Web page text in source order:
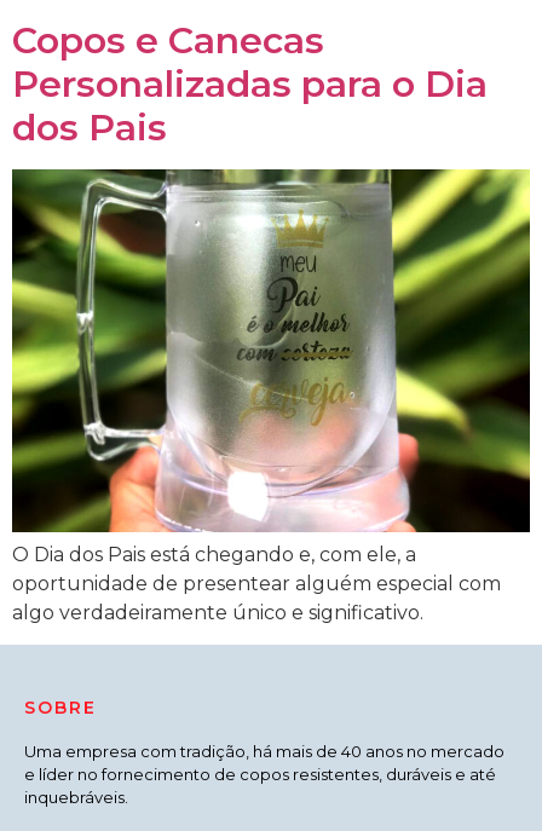
Copos e Canecas
Personalizadas para o Dia
dos Pais
O Dia dos Pais está chegando e, com ele, a
oportunidade de presentear alguém especial com
algo verdadeiramente único e significativo.
SOBRE
Uma empresa com tradição, há mais de 40 anos no mercado
e líder no fornecimento de copos resistentes, duráveis e até
inquebráveis.